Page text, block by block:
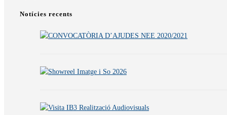
Notícies recents